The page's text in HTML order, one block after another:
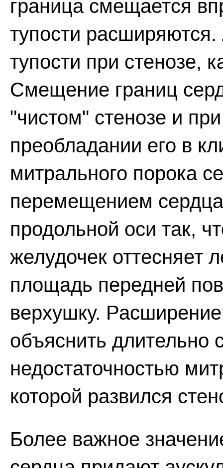
граница смещается
тупости
тупости при стенозе,
Смещение границ
"чистом" стенозе и
преобладании его в
митрального порока
перемещением
продольной оси так,
желудочек оттесняет
площадь передней
верхушку.
объяснить
недостаточностью
которой развился
Более важное